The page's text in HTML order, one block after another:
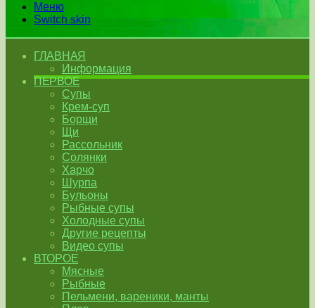
Меню
Switch skin
ГЛАВНАЯ
Информация
ПЕРВОЕ
Супы
Крем-суп
Борщи
Щи
Рассольник
Солянки
Харчо
Шурпа
Бульоны
Рыбные супы
Холодные супы
Другие рецепты
Видео супы
ВТОРОЕ
Мясные
Рыбные
Пельмени, вареники, манты